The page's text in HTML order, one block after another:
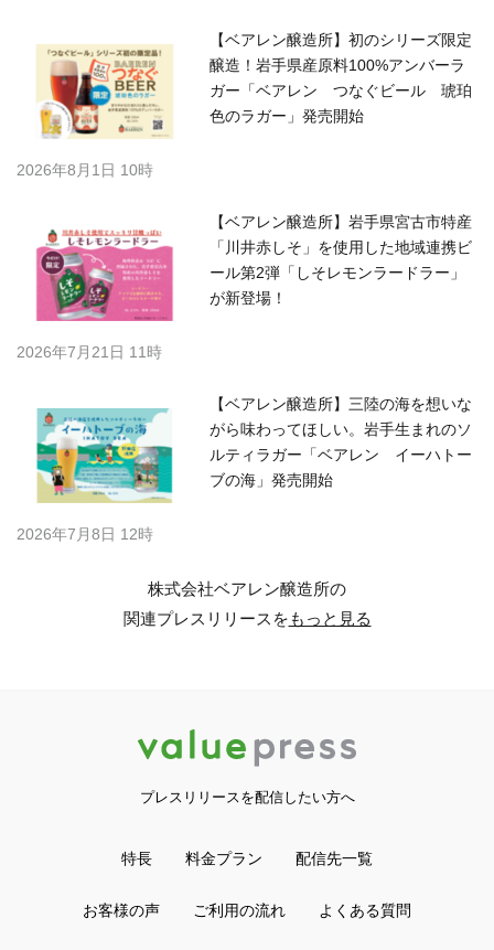
【ベアレン醸造所】初のシリーズ限定
醸造！岩手県産原料100%アンバーラ
ガー「ベアレン つなぐビール 琥珀
色のラガー」発売開始
2026年8月1日 10時
【ベアレン醸造所】岩手県宮古市特産
「川井赤しそ」を使用した地域連携ビ
ール第2弾「しそレモンラードラー」
が新登場！
2026年7月21日 11時
【ベアレン醸造所】三陸の海を想いな
がら味わってほしい。岩手生まれのソ
ルティラガー「ベアレン イーハトー
ブの海」発売開始
2026年7月8日 12時
株式会社ベアレン醸造所の
関連プレスリリースをもっと見る
プレスリリースを配信したい方へ
特長 料金プラン 配信先一覧
お客様の声 ご利用の流れ よくある質問